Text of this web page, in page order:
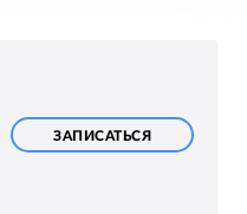
ЗАПИСАТЬСЯ